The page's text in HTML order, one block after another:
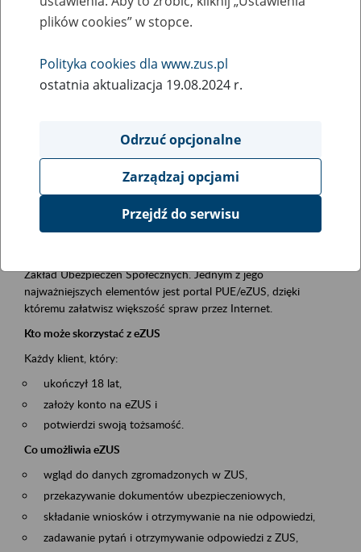
eZUS w siedzibie Twojej firmy
Rodzaj wydarzenia
Szkolenia
Obszar merytoryczny
obsługa klientów
Opis wydarzenia
Platforma Usług Elektronicznych ZUS eZUS
Zakład Ubezpieczeń Społecznych. Jednym z jego
najważniejszych elementów jest portal PUE/eZUS, dzięki
któremu załatwisz większość spraw przez Internet.
Kto może skorzystać z eZUS
Każdy klient, który:
ukończył 18 lat,
założy konto na eZUS i
potwierdzi swoją tożsamość.
Co umożliwia eZUS
wgląd do danych zgromadzonych w ZUS,
przekazywanie dokumentów ubezpieczeniowych,
składanie wniosków i otrzymywanie na nie odpowiedzi,
zadawanie pytań i otrzymywanie odpowiedzi z ZUS,
plików cookies” w stopce.
Polityka cookies dla www.zus.pl
ostatnia aktualizacja 19.08.2024 r.
Odrzuć opcjonalne
Zarządzaj opcjami
Przejdź do serwisu